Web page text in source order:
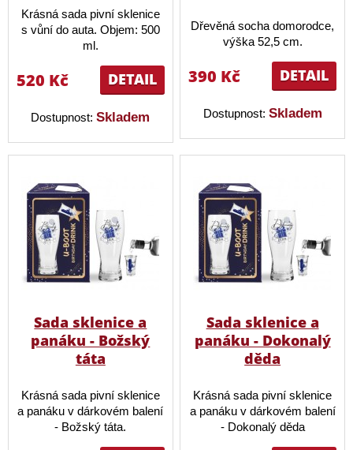
Krásná sada pivní sklenice
s vůní do auta. Objem: 500
ml.
DETAIL
520 Kč
Dostupnost:Skladem
Dřevěná socha domorodce,
výška 52,5 cm.
DETAIL
390 Kč
Dostupnost: Skladem
Sada sklenice a
panáku - Božský
táta
Krásná sada pivní sklenice
a panáku v dárkovém balení
- Božský táta.
Sada sklenice a
panáku - Dokonalý
děda
Krásná sada pivní sklenice
a panáku v dárkovém balení
- Dokonalý děda